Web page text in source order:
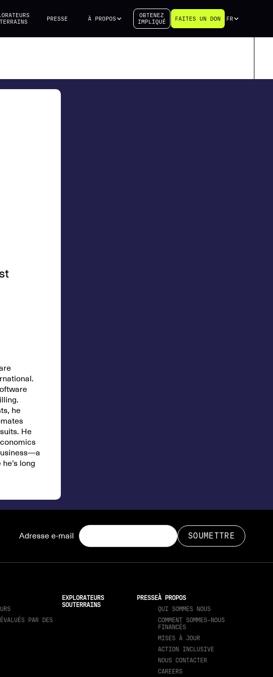
PRESSE À PROPOS
OBTENEZ
IMPLIQUÉ
FAITES UN DON FR
he
He
long
Adresse e-mail
PAR DES
EXPLORATEURS
SOUTERRAINS
PRESSEÀ PROPOS
QUI SOMMES NOUS
COMMENT SOMMES-NOUS
FINANCÉS
MISES À JOUR
ACTION INCLUSIVE
NOUS CONTACTER
CAREERS